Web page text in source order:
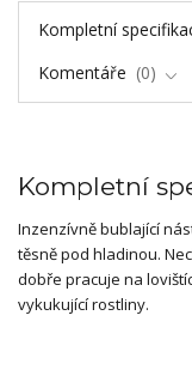
Kompletní
Komentáře
0
Kompletní
Inzenzívně bublající
těsně pod hladinou.
dobře pracuje na
vykukující rostliny.